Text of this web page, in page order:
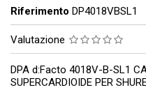
Riferimento DP4018VBSL1
Valutazione
DPA d:Facto 4018V-B-SL1
SUPERCARDIOIDE PER